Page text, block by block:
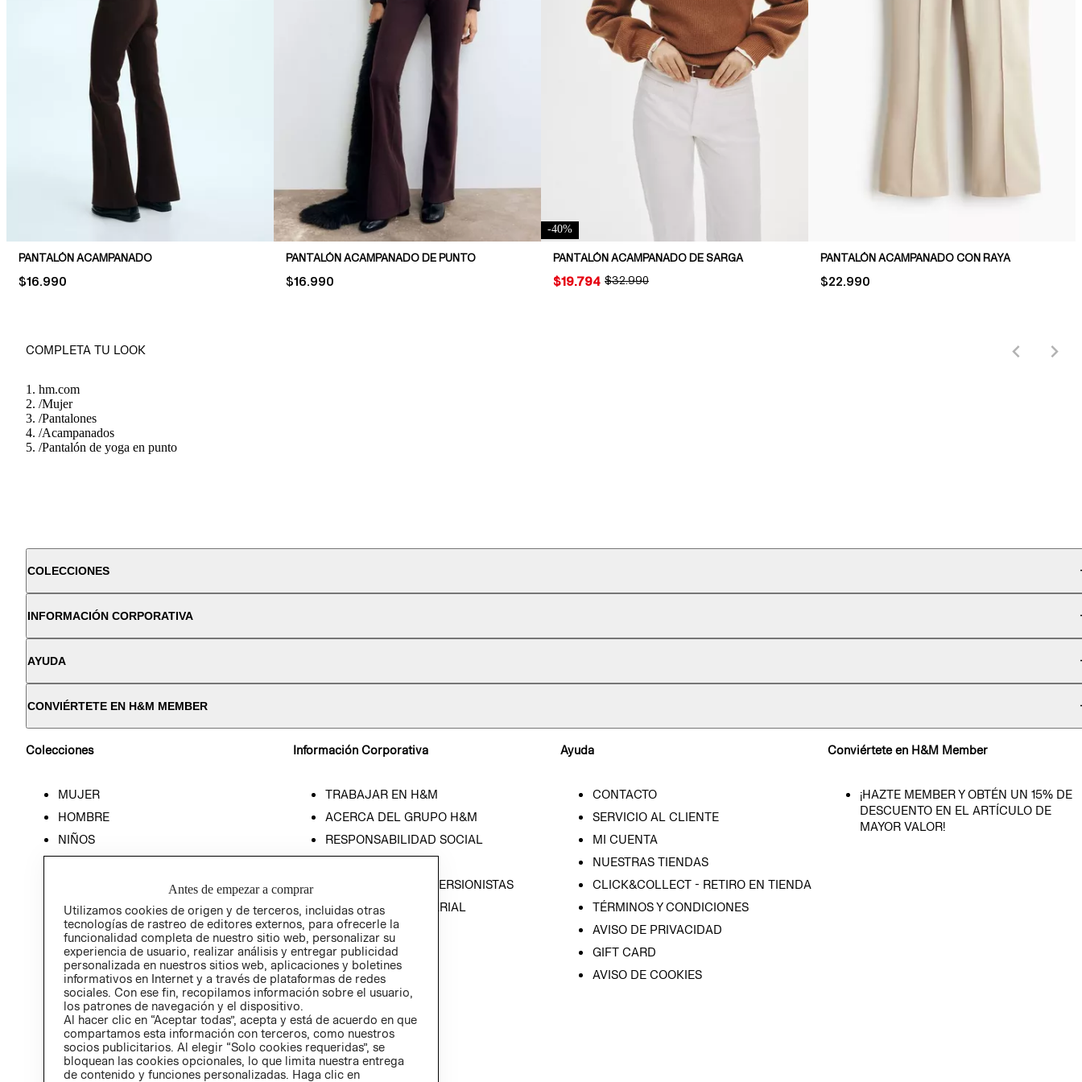
PANTALÓN ACAMPANADO
PRICE:
$16.990
PANTALÓN ACAMPANADO DE PUNTO
PRICE:
$16.990
-40%
PANTALÓN ACAMPANADO DE SARGA
ORIGINAL PRICE:
$32.990
PRICE:
$19.794
PANTALÓN ACAMPANADO CON RAYA
PRICE:
$22.990
COMPLETA TU LOOK
hm.com
/Mujer
/Pantalones
/Acampanados
/Pantalón de yoga en punto
COLECCIONES
INFORMACIÓN CORPORATIVA
AYUDA
CONVIÉRTETE EN H&M MEMBER
Colecciones
MUJER
HOMBRE
NIÑOS
Información Corporativa
TRABAJAR EN H&M
ACERCA DEL GRUPO H&M
RESPONSABILIDAD SOCIAL
RELACIÓN CON INVERSIONISTAS
POLÍTICA EMPRESARIAL
Ayuda
CONTACTO
SERVICIO AL CLIENTE
MI CUENTA
NUESTRAS TIENDAS
CLICK&COLLECT - RETIRO EN TIENDA
TÉRMINOS Y CONDICIONES
AVISO DE PRIVACIDAD
GIFT CARD
AVISO DE COOKIES
Conviértete en H&M Member
¡HAZTE MEMBER Y OBTÉN UN 15% DE
DESCUENTO EN EL ARTÍCULO DE
MAYOR VALOR!
Antes de empezar a comprar
Utilizamos cookies de origen y de terceros, incluidas otras
tecnologías de rastreo de editores externos, para ofrecerle la
funcionalidad completa de nuestro sitio web, personalizar su
experiencia de usuario, realizar análisis y entregar publicidad
personalizada en nuestros sitios web, aplicaciones y boletines
informativos en Internet y a través de plataformas de redes
sociales. Con ese fin, recopilamos información sobre el usuario,
los patrones de navegación y el dispositivo.
Al hacer clic en “Aceptar todas”, acepta y está de acuerdo en que
compartamos esta información con terceros, como nuestros
socios publicitarios. Al elegir “Solo cookies requeridas”, se
bloquean las cookies opcionales, lo que limita nuestra entrega
de contenido y funciones personalizadas. Haga clic en